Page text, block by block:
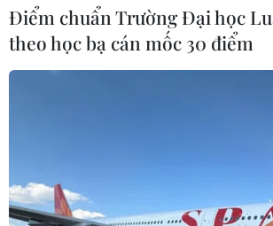
Theo chuyên gia của ADB, mô hình
Điểm chuẩn Trường Đại học
theo học bạ cán mốc 30 điểm